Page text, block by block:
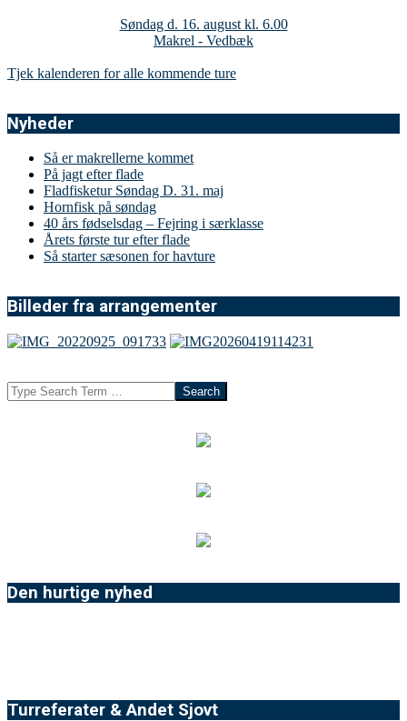
Søndag d. 16. august kl. 6.00
Makrel - Vedbæk
Tjek kalenderen for alle kommende ture
Nyheder
Så er makrellerne kommet
På jagt efter flade
Fladfisketur Søndag D. 31. maj
Hornfisk på søndag
40 års fødselsdag – Fejring i særklasse
Årets første tur efter flade
Så starter sæsonen for havture
Billeder fra arrangementer
Search
Den hurtige nyhed
Turreferater & Andet Sjovt